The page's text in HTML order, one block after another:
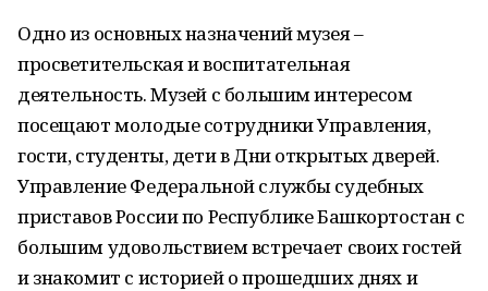
Одно из основных назначений музея –
просветительская и воспитательная
деятельность. Музей с большим интересом
посещают молодые сотрудники Управления,
гости, студенты, дети в Дни открытых дверей.
Управление Федеральной службы судебных
приставов России по Республике Башкортостан с
большим удовольствием встречает своих гостей
и знакомит с историей о прошедших днях и